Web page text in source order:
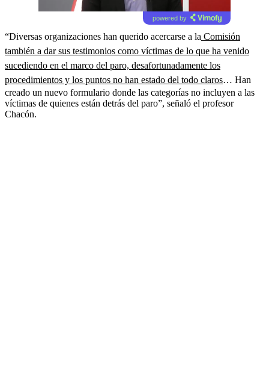
powered by
“Diversas organizaciones han querido acercarse a la Comisión
también a dar sus testimonios como víctimas de lo que ha venido
sucediendo en el marco del paro, desafortunadamente los
procedimientos y los puntos no han estado del todo claros… Han
creado un nuevo formulario donde las categorías no incluyen a las
víctimas de quienes están detrás del paro”, señaló el profesor
Chacón.